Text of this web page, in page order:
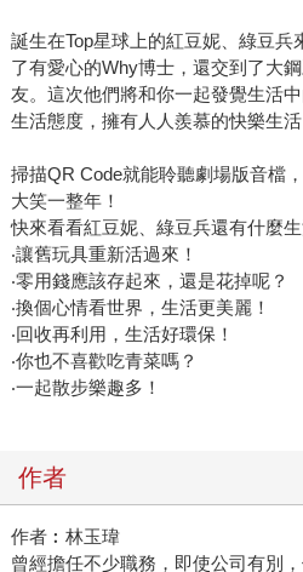
誕生在Top星球上的紅豆妮、綠豆兵
了有愛心的Why博士，還交到了大
友。這次他們將和你一起發覺生活
生活態度，擁有人人羨慕的快樂生活
掃描QR Code就能聆聽劇場版音檔
大笑一整年！
快來看看紅豆妮、綠豆兵還有什麼生
‧讓舊玩具重新活過來！
‧零用錢應該存起來，還是花掉呢？
‧換個心情看世界，生活更美麗！
‧回收再利用，生活好環保！
‧你也不喜歡吃青菜嗎？
‧一起散步樂趣多！
作者
作者︰林玉瑋
曾經擔任不少職務，即使公司有別